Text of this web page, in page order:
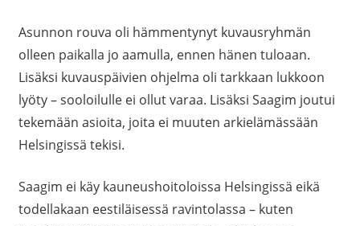
Asunnon rouva oli hämmentynyt kuvausryhmän
olleen paikalla jo aamulla, ennen hänen tuloaan.
Lisäksi kuvauspäivien ohjelma oli tarkkaan lukkoon
lyöty – sooloilulle ei ollut varaa. Lisäksi Saagim joutui
tekemään asioita, joita ei muuten arkielämässään
Helsingissä tekisi.
Saagim ei käy kauneushoitoloissa Helsingissä eikä
todellakaan eestiläisessä ravintolassa – kuten